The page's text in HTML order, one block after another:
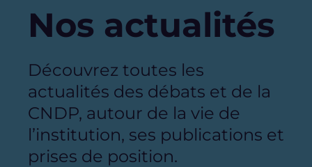
n
Nos actualités
Description
Découvrez toutes les
actualités des débats et de la
CNDP, autour de la vie de
l’institution, ses publications et
prises de position.